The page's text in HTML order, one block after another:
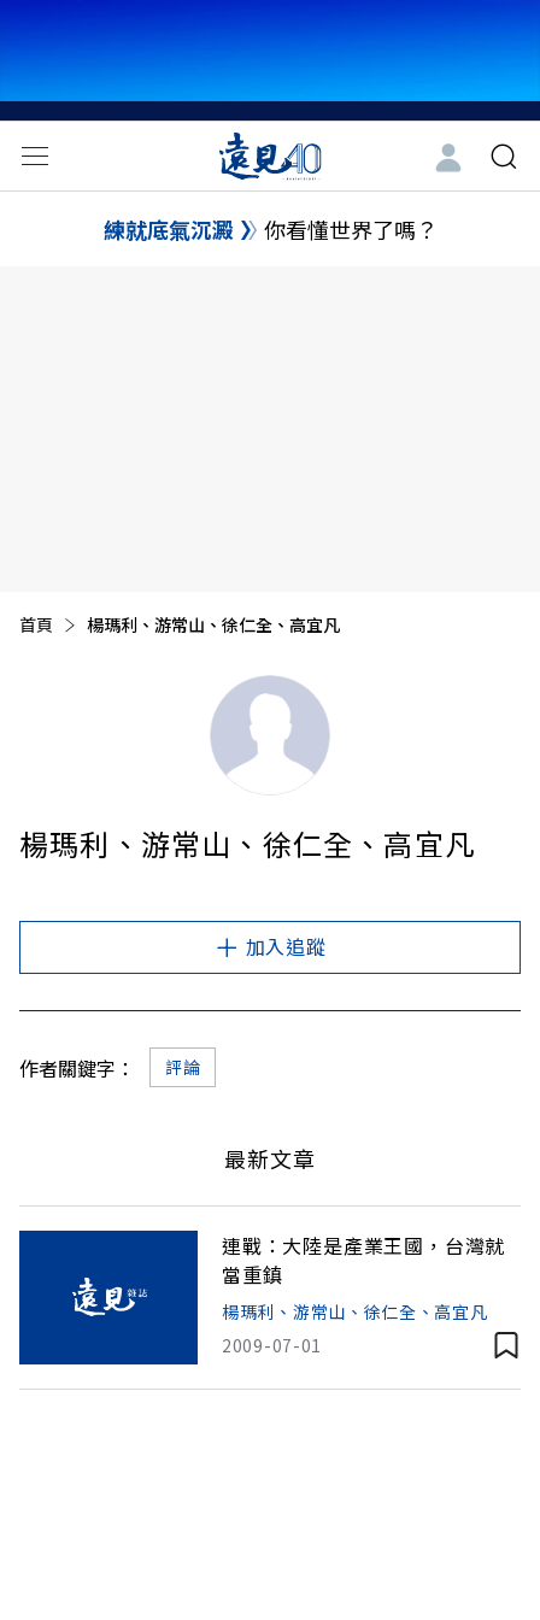
練就底氣沉澱 你看懂世界了嗎？
首頁 目前頁面：
楊瑪利、游常山、徐仁全、高宜凡
楊瑪利、游常山、徐仁全、高宜凡
加入追蹤
作者關鍵字： 評論
最新文章
連戰：大陸是產業王國，台灣就
當重鎮
楊瑪利、游常山、徐仁全、高宜凡
2009-07-01